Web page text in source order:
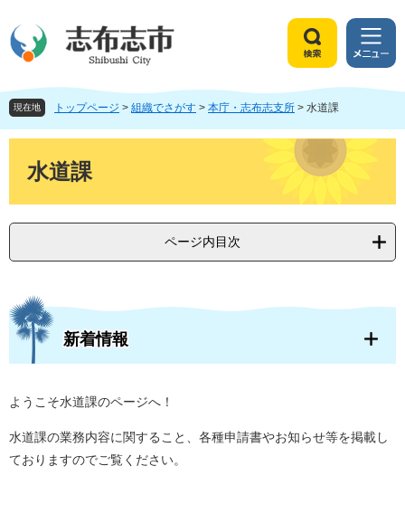
ジ
頭
す
ュ
飛
し
索
メ
ニ
ュ
現在地 トップページ > 組織でさがす > 本庁・志布志支所 > 水道課
水道課
ページ内目次
新着情報
ようこそ水道課のページへ！
水道課の業務内容に関すること、各種申請書やお知らせ等を掲載し
ておりますのでご覧ください。